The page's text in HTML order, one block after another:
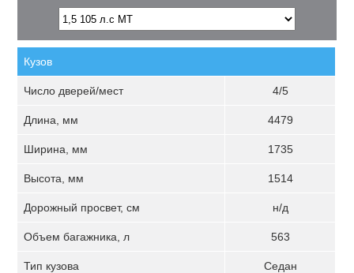
Кузов
Число дверей/мест 4/5
Длина, мм 4479
Ширина, мм 1735
Высота, мм 1514
Дорожный просвет, см н/д
Объем багажника, л 563
Тип кузова Седан